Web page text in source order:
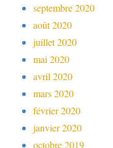
septembre 2020
août 2020
juillet 2020
mai 2020
avril 2020
mars 2020
février 2020
janvier 2020
octobre 2019